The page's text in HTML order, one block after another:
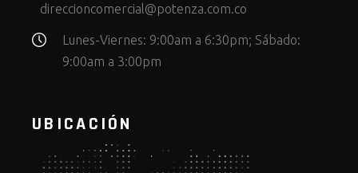
direccioncomercial@potenza.com.co
Lunes-Viernes: 9:00am a 6:30pm; Sábado:
9:00am a 3:00pm
UBICACIÓN